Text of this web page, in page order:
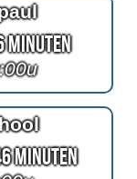
Minuten
Minuten